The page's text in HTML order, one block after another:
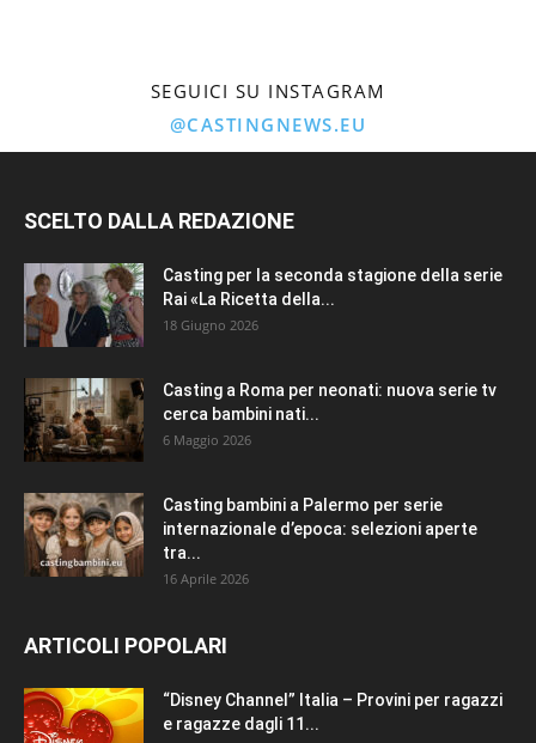
SEGUICI SU INSTAGRAM
@CASTINGNEWS.EU
SCELTO DALLA REDAZIONE
Casting per la seconda stagione della serie
Rai «La Ricetta della...
18 Giugno 2026
Casting a Roma per neonati: nuova serie tv
cerca bambini nati...
6 Maggio 2026
Casting bambini a Palermo per serie
internazionale d’epoca: selezioni aperte
tra...
16 Aprile 2026
ARTICOLI POPOLARI
“Disney Channel” Italia – Provini per ragazzi
e ragazze dagli 11...